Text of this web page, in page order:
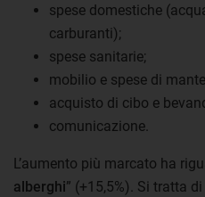
spese domestiche
carburanti);
spese sanitarie;
mobilio e spese di
acquisto di cibo e
comunicazione.
L’aumento più marcato ha
alberghi” (+15,5%). Si tratta